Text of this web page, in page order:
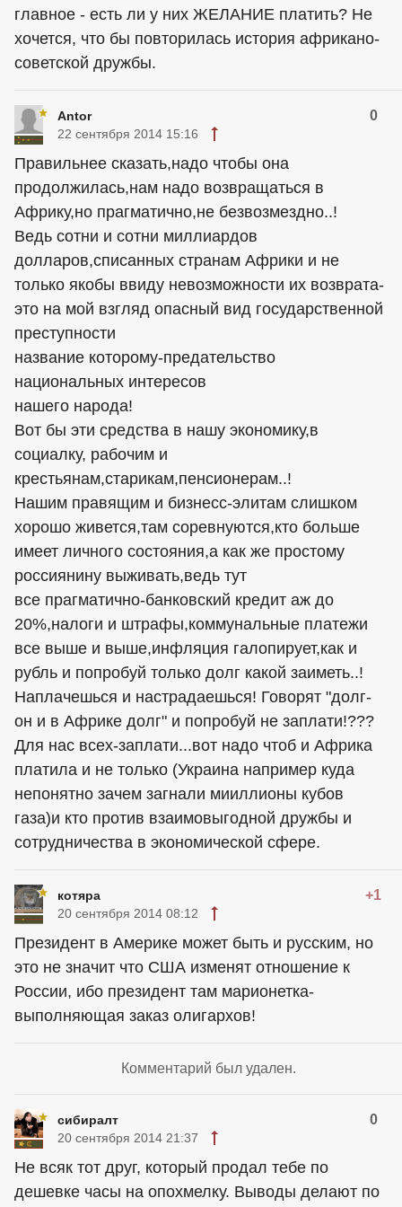
главное - есть ли у них ЖЕЛАНИЕ платить? Не
хочется, что бы повторилась история африкано-
советской дружбы.
Antor 0
22 сентября 2014 15:16
Правильнее сказать,надо чтобы она
продолжилась,нам надо возвращаться в
Африку,но прагматично,не безвозмездно..!
Ведь сотни и сотни миллиардов
долларов,списанных странам Африки и не
только якобы ввиду невозможности их возврата-
это на мой взгляд опасный вид государственной
преступности
название которому-предательство
национальных интересов
нашего народа!
Вот бы эти средства в нашу экономику,в
социалку, рабочим и
крестьянам,старикам,пенсионерам..!
Нашим правящим и бизнесс-элитам слишком
хорошо живется,там соревнуются,кто больше
имеет личного состояния,а как же простому
россиянину выживать,ведь тут
все прагматично-банковский кредит аж до
20%,налоги и штрафы,коммунальные платежи
все выше и выше,инфляция галопирует,как и
рубль и попробуй только долг какой заиметь..!
Наплачешься и настрадаешься! Говорят "долг-
он и в Африке долг" и попробуй не заплати!???
Для нас всех-заплати...вот надо чтоб и Африка
платила и не только (Украина например куда
непонятно зачем загнали мииллионы кубов
газа)и кто против взаимовыгодной дружбы и
сотрудничества в экономической сфере.
котяра +1
20 сентября 2014 08:12
Президент в Америке может быть и русским, но
это не значит что США изменят отношение к
России, ибо президент там марионетка-
выполняющая заказ олигархов!
Комментарий был удален.
сибиралт 0
20 сентября 2014 21:37
Не всяк тот друг, который продал тебе по
дешевке часы на опохмелку. Выводы делают по